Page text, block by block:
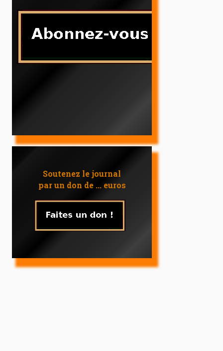
Soutenez le journal
par un don de ... euros